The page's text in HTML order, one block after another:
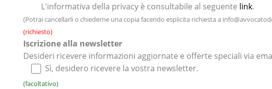
L'informativa della privacy è consultabile al seguente link.
(Potrai cancellarli o chiederne una copia facendo esplicita richiesta a
(richiesto)
Iscrizione alla newsletter
Desideri ricevere informazioni aggiornate e offerte speciali via
Sì, desidero ricevere la vostra newsletter.
(facoltativo)